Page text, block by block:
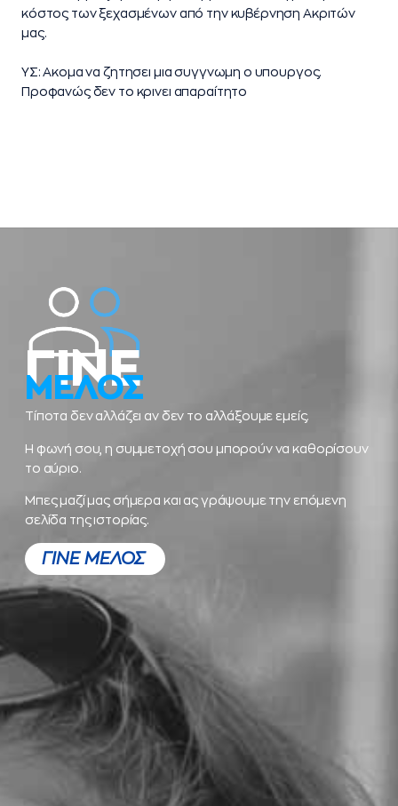
κόστος των ξεχασμένων από την κυβέρνηση Aκριτών
μας.
ΥΣ: Ακομα να ζητησει μια συγγνωμη ο υπουργος.
Προφανώς δεν το κρινει απαραίτητο
ΓΙΝΕ
ΜΕΛΟΣ
Τίποτα δεν αλλάζει αν δεν το αλλάξουμε εμείς.
Η φωνή σου, η συμμετοχή σου μπορούν να καθορίσουν
το αύριο.
Μπες μαζί μας σήμερα και ας γράψουμε την επόμενη
σελίδα της ιστορίας.
ΓΙΝΕ ΜΕΛΟΣ